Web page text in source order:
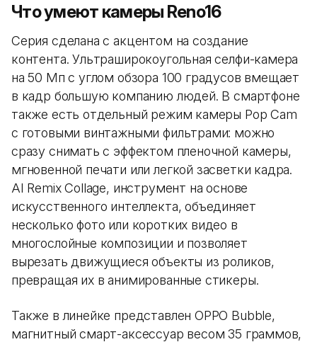
Что умеют камеры Reno16
Серия сделана с акцентом на создание
контента. Ультраширокоугольная селфи-камера
на 50 Мп с углом обзора 100 градусов вмещает
в кадр большую компанию людей. В смартфоне
также есть отдельный режим камеры Pop Cam
с готовыми винтажными фильтрами: можно
сразу снимать с эффектом пленочной камеры,
мгновенной печати или легкой засветки кадра.
AI Remix Collage, инструмент на основе
искусственного интеллекта, объединяет
несколько фото или коротких видео в
многослойные композиции и позволяет
вырезать движущиеся объекты из роликов,
превращая их в анимированные стикеры.
Также в линейке представлен OPPO Bubble,
магнитный смарт-аксессуар весом 35 граммов,